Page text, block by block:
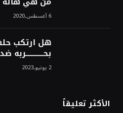
6 أغسطس,2020
هل ارتكب
روسيا
محسن 2 يونيو,2023
الأكثر تعليقاً